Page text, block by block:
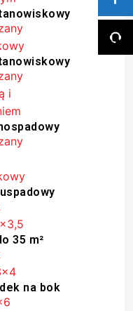
35 m²
na bok